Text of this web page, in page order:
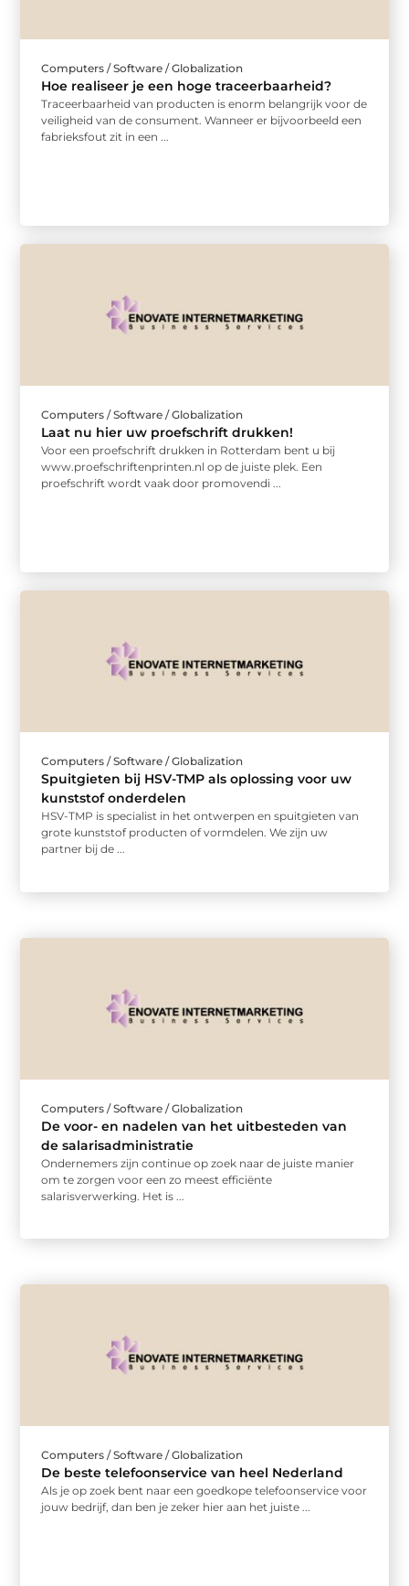
Computers / Software / Globalization
Hoe realiseer je een hoge traceerbaarheid?
Traceerbaarheid van producten is enorm belangrijk voor de
veiligheid van de consument. Wanneer er bijvoorbeeld een
fabrieksfout zit in een ...
Computers / Software / Globalization
Laat nu hier uw proefschrift drukken!
Voor een proefschrift drukken in Rotterdam bent u bij
www.proefschriftenprinten.nl op de juiste plek. Een
proefschrift wordt vaak door promovendi ...
Computers / Software / Globalization
Spuitgieten bij HSV-TMP als oplossing voor uw
kunststof onderdelen
HSV-TMP is specialist in het ontwerpen en spuitgieten van
grote kunststof producten of vormdelen. We zijn uw
partner bij de ...
Computers / Software / Globalization
De voor- en nadelen van het uitbesteden van
de salarisadministratie
Ondernemers zijn continue op zoek naar de juiste manier
om te zorgen voor een zo meest efficiënte
salarisverwerking. Het is ...
Computers / Software / Globalization
De beste telefoonservice van heel Nederland
Als je op zoek bent naar een goedkope telefoonservice voor
jouw bedrijf, dan ben je zeker hier aan het juiste ...